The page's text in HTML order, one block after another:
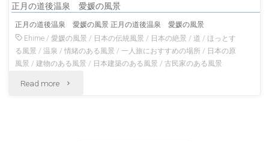
風
景"
内
陸
縦
貫
正月の道後温泉 愛媛の風景
正月の道後温泉 愛媛の風景 正月の道後温泉 愛媛の風景
Ehime /愛媛の風景 / 日本の伝統風景 / 日本の絶景 /道 /ほっとす
る風景 /温泉 /情緒のある風景 /一人旅におすすめの場所 / 日本の原
風景 /建物のある風景 / 日本建築のある風景 /古民家のある風景
Read more "正